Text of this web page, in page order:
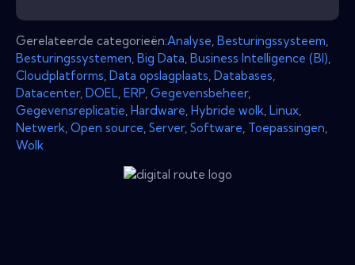
Gerelateerde categorieën:Analyse Besturingssysteem
Besturingssystemen Big Data Business Intelligence (BI)
Cloudplatforms Data opslagplaats Databases
Datacenter, DOEL ERP Gegevensbeheer,
Gegevensreplicatie Hardware Hybride wolk Linux
Netwerk Open source Server, Software Toepassingen
Wolk